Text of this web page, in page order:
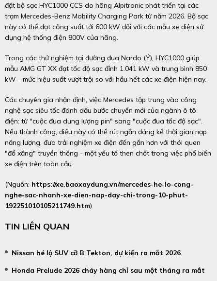
đặt bộ sạc HYC1000 CCS do hãng Alpitronic phát triển tại các
trạm Mercedes-Benz Mobility Charging Park từ năm 2026. Bộ sạc
này có thể đạt công suất tới 600 kW đối với các mẫu xe điện sử
dụng hệ thống điện 800V của hãng.
Trong các thử nghiệm tại đường đua Nardo (Ý), HYC1000 giúp
mẫu AMG GT XX đạt tốc độ sạc đỉnh 1.041 kW và trung bình 850
kW - mức hiệu suất vượt trội so với hầu hết các xe điện hiện nay.
Các chuyên gia nhận định, việc Mercedes tập trung vào công
nghệ sạc siêu tốc đánh dấu bước chuyển mới của ngành ô tô
điện: từ "cuộc đua dung lượng pin" sang "cuộc đua tốc độ sạc".
Nếu thành công, điều này có thể rút ngắn đáng kể thời gian nạp
năng lượng, đưa trải nghiệm xe điện đến gần hơn với thói quen
"đổ xăng" truyền thống - một yếu tố then chốt trong việc phổ biến
xe điện trên toàn cầu.
(Nguồn: https://xe.baoxaydung.vn/mercedes-he-lo-cong-
nghe-sac-nhanh-xe-dien-nap-day-chi-trong-10-phut-
192251010105211749.htm)
TIN LIÊN QUAN
Nissan hé lộ SUV cỡ B Tekton, dự kiến ra mắt 2026
Honda Prelude 2026 cháy hàng chỉ sau một tháng ra mắt